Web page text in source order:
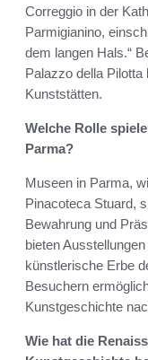
Correggio in der
Parmigianino,
dem langen Hals.“
Palazzo della
Kunststätten.
Welche Rolle
Parma?
Museen in Parma,
Pinacoteca Stuard,
Bewahrung und
bieten
künstlerische Erbe
Besuchern
Kunstgeschichte
Wie hat die